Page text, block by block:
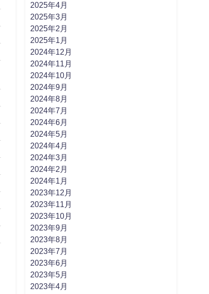
2025年4月
2025年3月
2025年2月
2025年1月
2024年12月
2024年11月
2024年10月
2024年9月
2024年8月
2024年7月
2024年6月
2024年5月
2024年4月
2024年3月
2024年2月
2024年1月
2023年12月
2023年11月
2023年10月
2023年9月
2023年8月
2023年7月
2023年6月
2023年5月
2023年4月